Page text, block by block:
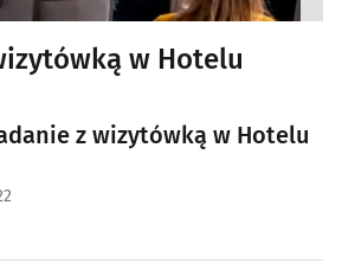
w Hotelu
z wizytówką w Hotelu